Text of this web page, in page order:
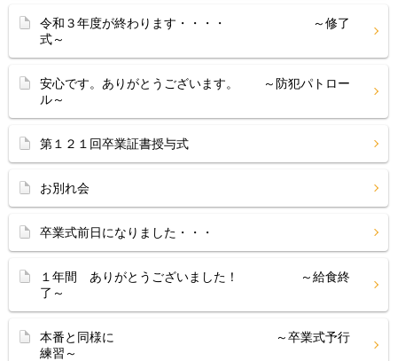
令和３年度が終わります・・・・ ～修了
式～
安心です。ありがとうございます。 ～防犯パトロー
ル～
第１２１回卒業証書授与式
お別れ会
卒業式前日になりました・・・
１年間 ありがとうございました！ ～給食終
了～
本番と同様に ～卒業式予行
練習～